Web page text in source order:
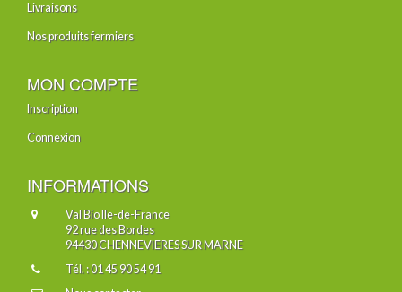
Livraisons
Nos produits fermiers
MON COMPTE
Inscription
Connexion
INFORMATIONS
Val Bio Ile-de-France
92 rue des Bordes
94430 CHENNEVIERES SUR MARNE
Tél. : 01 45 90 54 91